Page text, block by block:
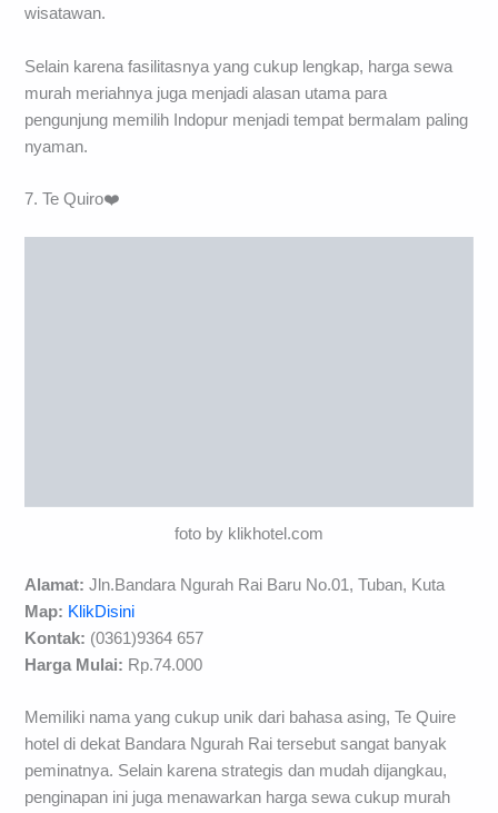
wisatawan.
Selain karena fasilitasnya yang cukup lengkap, harga sewa
murah meriahnya juga menjadi alasan utama para
pengunjung memilih Indopur menjadi tempat bermalam paling
nyaman.
7. Te Quiro❤️
foto by klikhotel.com
Alamat: Jln.Bandara Ngurah Rai Baru No.01, Tuban, Kuta
Map: KlikDisini
Kontak: (0361)9364 657
Harga Mulai: Rp.74.000
Memiliki nama yang cukup unik dari bahasa asing, Te Quire
hotel di dekat Bandara Ngurah Rai tersebut sangat banyak
peminatnya. Selain karena strategis dan mudah dijangkau,
penginapan ini juga menawarkan harga sewa cukup murah